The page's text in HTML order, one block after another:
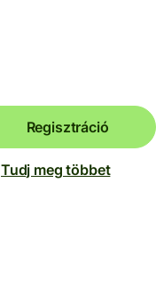
Regisztráció
Tudj meg többet